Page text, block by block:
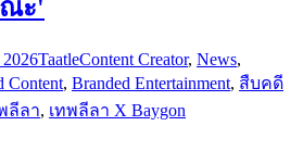
ะ'
TaatleContent Creator, News,
Content, Branded Entertainment, สืบคดี
ลีลา, เทพลีลา X Baygon